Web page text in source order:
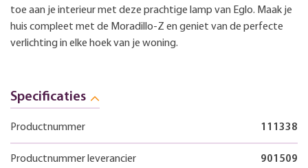
toe aan je interieur met deze prachtige lamp van Eglo. Maak je
huis compleet met de Moradillo-Z en geniet van de perfecte
verlichting in elke hoek van je woning.
Specificaties
Productnummer 111338
Productnummer leverancier 901509